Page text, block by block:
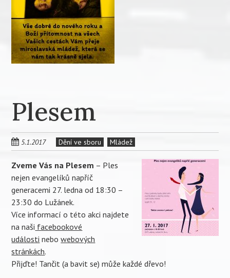
Plesem
5.1.2017 Dění ve sboru Mládež
Zveme Vás na Plesem – Ples
nejen evangelíků napříč
generacemi 27. ledna od 18:30 –
23:30 do Lužánek.
Více informací o této akci najdete
na naši facebookové
události nebowebových
stránkách.
Přijďte! Tančit (a bavit se) může každé dřevo!